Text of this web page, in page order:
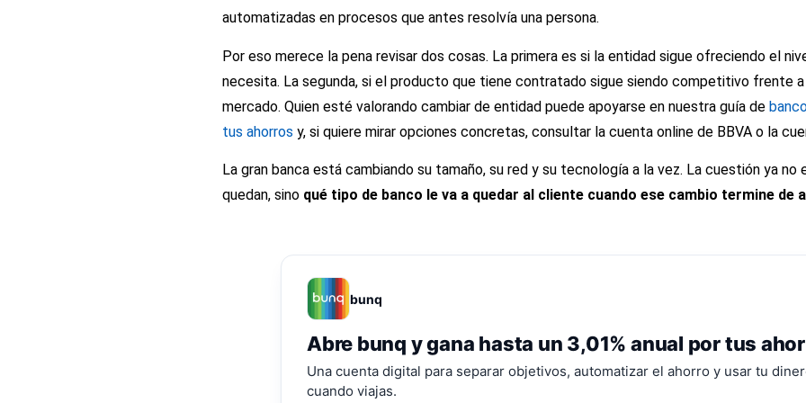
automatizadas en procesos que antes resolvía una persona.
Por eso merece la pena revisar dos cosas. La primera es si la entidad sigue ofreciendo el
necesita. La segunda, si el producto que tiene contratado sigue siendo competitivo frente
mercado. Quien esté valorando cambiar de entidad puede apoyarse en nuestra guía de
tus ahorros y, si quiere mirar opciones concretas, consultar la cuenta online de BBVA o la
La gran banca está cambiando su tamaño, su red y su tecnología a la vez. La cuestión ya
quedan, sino qué tipo de banco le va a quedar al cliente cuando ese cambio termine de
bunq
Abre bunq y gana hasta un 3,01% anual por tus
Una cuenta digital para separar objetivos, automatizar el ahorro y usar tu
cuando viajas.